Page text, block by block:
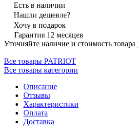
Есть в наличии
Нашли дешевле?
Хочу в подарок
Гарантия 12 месяцев
Уточняйте наличие и стоимость товара
Все товары PATRIOT
Все товары категории
Описание
Отзывы
Характеристики
Оплата
Доставка